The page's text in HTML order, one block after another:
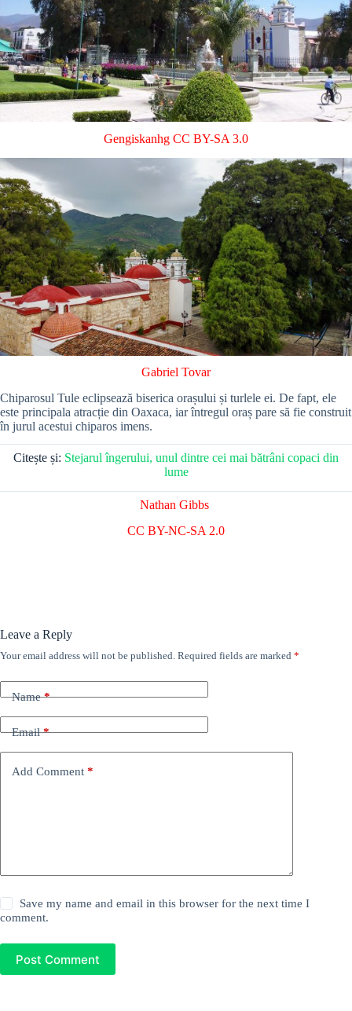
Gengiskanhg CC BY-SA 3.0
Gabriel Tovar
Chiparosul Tule eclipsează biserica orașului și turlele ei. De fapt, ele
este principala atracție din Oaxaca, iar întregul oraș pare să fie construit
în jurul acestui chiparos imens.
Citește și: Stejarul îngerului, unul dintre cei mai bătrâni copaci din
lume
Nathan Gibbs
CC BY-NC-SA 2.0
Leave a Reply
Your email address will not be published. Required fields are marked *
Name*
Email*
Add Comment *
Save my name and email in this browser for the next time I
comment.
Post Comment